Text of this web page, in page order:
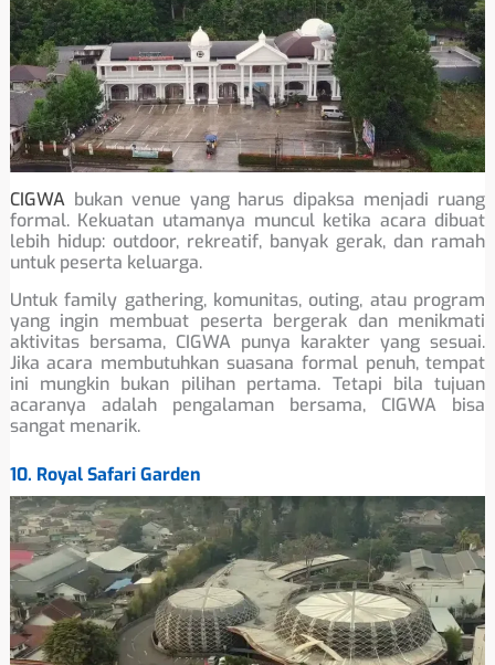
CIGWAbukan venue yang harus dipaksa menjadi ruang
formal. Kekuatan utamanya muncul ketika acara dibuat
lebih hidup: outdoor, rekreatif, banyak gerak, dan ramah
untuk peserta keluarga.
Untuk family gathering, komunitas, outing, atau program
yang ingin membuat peserta bergerak dan menikmati
aktivitas bersama, CIGWA punya karakter yang sesuai.
Jika acara membutuhkan suasana formal penuh, tempat
ini mungkin bukan pilihan pertama. Tetapi bila tujuan
acaranya adalah pengalaman bersama, CIGWA bisa
sangat menarik.
10. Royal Safari Garden